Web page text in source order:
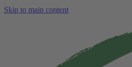
Skip to main content